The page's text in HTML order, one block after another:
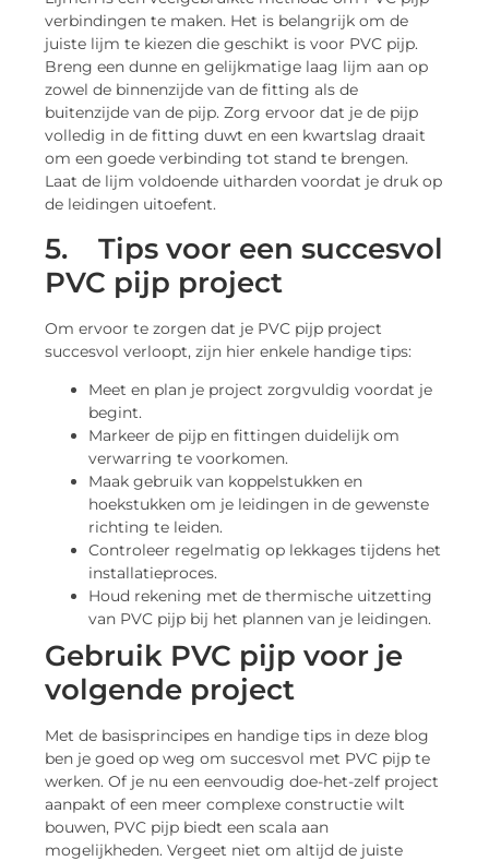
verbindingen te maken. Het is belangrijk om de
juiste lijm te kiezen die geschikt is voor PVC pijp.
Breng een dunne en gelijkmatige laag lijm aan op
zowel de binnenzijde van de fitting als de
buitenzijde van de pijp. Zorg ervoor dat je de pijp
volledig in de fitting duwt en een kwartslag draait
om een goede verbinding tot stand te brengen.
Laat de lijm voldoende uitharden voordat je druk op
de leidingen uitoefent.
5.Tips voor een succesvol
PVC pijp project
Om ervoor te zorgen dat je PVC pijp project
succesvol verloopt, zijn hier enkele handige tips:
Meet en plan je project zorgvuldig voordat je
begint.
Markeer de pijp en fittingen duidelijk om
verwarring te voorkomen.
Maak gebruik van koppelstukken en
hoekstukken om je leidingen in de gewenste
richting te leiden.
Controleer regelmatig op lekkages tijdens het
installatieproces.
Houd rekening met de thermische uitzetting
van PVC pijp bij het plannen van je leidingen.
Gebruik PVC pijp voor je
volgende project
Met de basisprincipes en handige tips in deze blog
ben je goed op weg om succesvol met PVC pijp te
werken. Of je nu een eenvoudig doe-het-zelf project
aanpakt of een meer complexe constructie wilt
bouwen, PVC pijp biedt een scala aan
mogelijkheden. Vergeet niet om altijd de juiste